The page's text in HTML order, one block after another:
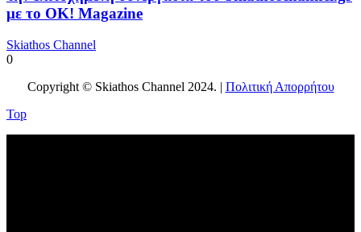
με το OK! Magazine
Skiathos Channel
0
Copyright © Skiathos Channel 2024. | Πολιτική Απορρήτου
Top